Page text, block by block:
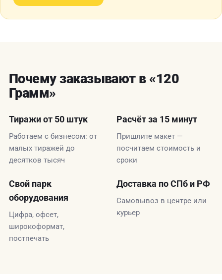
Почему заказывают в «120
Грамм»
Тиражи от 50 штук
Работаем с бизнесом: от
малых тиражей до
десятков тысяч
Расчёт за 15 минут
Пришлите макет —
посчитаем стоимость и
сроки
Свой парк
оборудования
Цифра, офсет,
широкоформат,
постпечать
Доставка по СПб и РФ
Самовывоз в центре или
курьер